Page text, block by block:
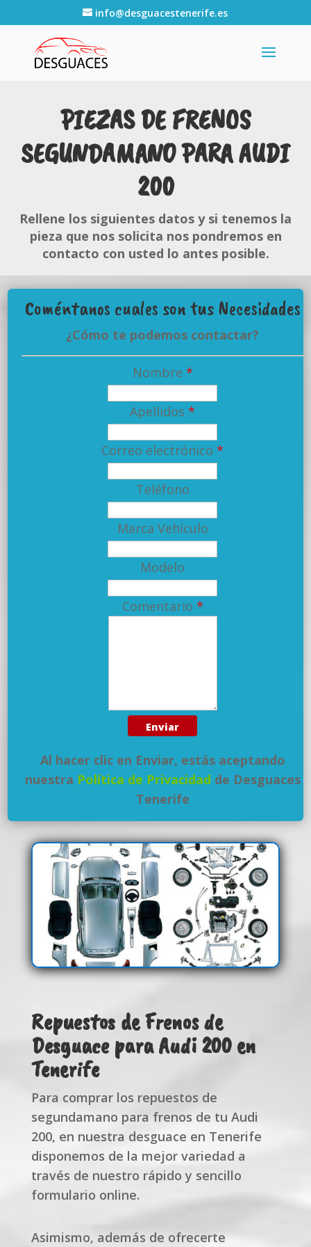
info@desguacestenerife.es
PIEZAS DE FRENOS
SEGUNDAMANO PARA AUDI
200
Rellene los siguientes datos y si tenemos la
pieza que nos solicita nos pondremos en
contacto con usted lo antes posible.
Coméntanos cuales son tus Necesidades
¿Cómo te podemos contactar?
Nombre *
Apellidos *
Correo electrónico *
Teléfono
Marca Vehículo
Modelo
Comentario *
Al hacer clic en Enviar, estás aceptando
nuestra Política de Privacidad de Desguaces
Tenerife
Repuestos de Frenos de
Desguace para Audi 200 en
Tenerife
Para comprar los repuestos de
segundamano para frenos de tu Audi
200, en nuestra desguace en Tenerife
disponemos de la mejor variedad a
través de nuestro rápido y sencillo
formulario online.
Asimismo, además de ofrecerte